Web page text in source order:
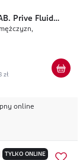
Prive Fluid
zł
online
TYLKO ONLINE